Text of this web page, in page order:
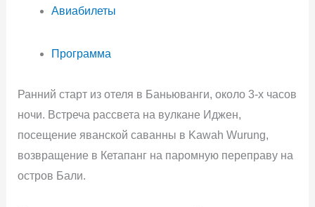
Авиабилеты
Программа
Ранний старт из отеля в Баньюванги, около 3-х часов
ночи. Встреча рассвета на вулкане Иджен,
посещение яванской саванны в Kawah Wurung,
возвращение в Кетапанг на паромную переправу на
остров Бали.